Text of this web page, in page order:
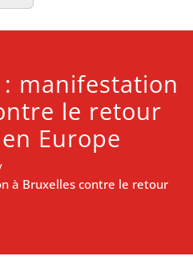
manifestation
le retour
Europe
à Bruxelles contre le retour